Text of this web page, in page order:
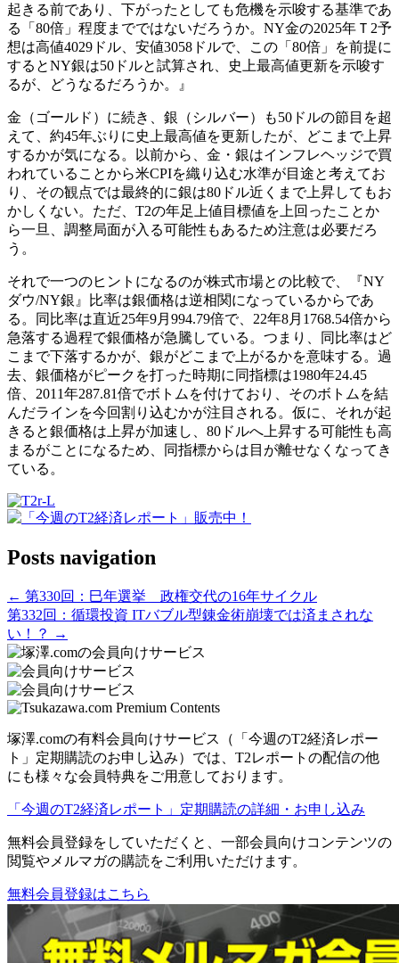
起きる前であり、下がったとしても危機を示唆する基準であ
る「80倍」程度までではないだろうか。NY金の2025年Ｔ2予
想は高値4029ドル、安値3058ドルで、この「80倍」を前提に
するとNY銀は50ドルと試算され、史上最高値更新を示唆す
るが、どうなるだろうか。』
金（ゴールド）に続き、銀（シルバー）も50ドルの節目を超
えて、約45年ぶりに史上最高値を更新したが、どこまで上昇
するかが気になる。以前から、金・銀はインフレヘッジで買
われていることから米CPIを織り込む水準が目途と考えてお
り、その観点では最終的に銀は80ドル近くまで上昇してもお
かしくない。ただ、T2の年足上値目標値を上回ったことか
ら一旦、調整局面が入る可能性もあるため注意は必要だろ
う。
それで一つのヒントになるのが株式市場との比較で、『NY
ダウ/NY銀』比率は銀価格は逆相関になっているからであ
る。同比率は直近25年9月994.79倍で、22年8月1768.54倍から
急落する過程で銀価格が急騰している。つまり、同比率はど
こまで下落するかが、銀がどこまで上がるかを意味する。過
去、銀価格がピークを打った時期に同指標は1980年24.45
倍、2011年287.81倍でボトムを付けており、そのボトムを結
んだラインを今回割り込むかが注目される。仮に、それが起
きると銀価格は上昇が加速し、80ドルへ上昇する可能性も高
まるがことになるため、同指標からは目が離せなくなってき
ている。
Posts navigation
← 第330回：巳年選挙 政権交代の16年サイクル
第332回：循環投資 ITバブル型錬金術崩壊では済まされな
い！？ →
塚澤.comの有料会員向けサービス（「今週のT2経済レポー
ト」定期購読のお申し込み）では、T2レポートの配信の他
にも様々な会員特典をご用意しております。
「今週のT2経済レポート」定期購読の詳細・お申し込み
無料会員登録をしていただくと、一部会員向けコンテンツの
閲覧やメルマガの購読をご利用いただけます。
無料会員登録はこちら